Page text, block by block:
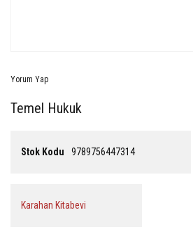
Yorum Yap
Temel Hukuk
Stok Kodu 9789756447314
Karahan Kitabevi